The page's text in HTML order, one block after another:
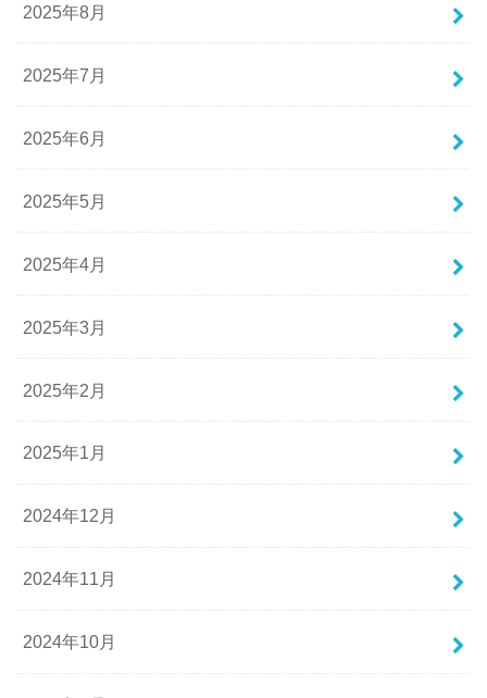
2025年8月
2025年7月
2025年6月
2025年5月
2025年4月
2025年3月
2025年2月
2025年1月
2024年12月
2024年11月
2024年10月